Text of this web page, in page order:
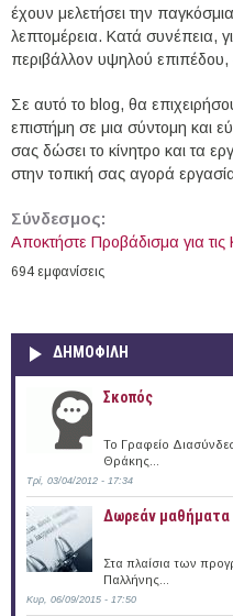
έχουν μελετήσει την
λεπτομέρεια. Κατά συνέπεια,
περιβάλλον υψηλού επιπέδου,
Σε αυτό το blog, θα
επιστήμη σε μια σύντομη και
σας δώσει το κίνητρο και τα
στην τοπική σας αγορά
Σύνδεσμος:
Αποκτήστε Προβάδισμα για
694 εμφανίσεις
ΔΗΜΟΦΙΛΗ
Σκοπός
Το Γραφείο
Θράκης...
Τρί, 03/04/2012 - 17:34
Δωρεάν μαθήματα
Στα πλαίσια των
Παλλήνης...
Κυρ, 06/09/2015 - 17:50